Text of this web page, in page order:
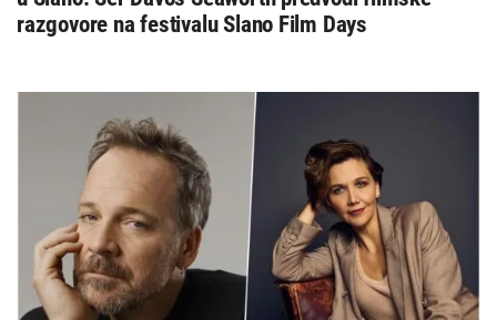
razgovore na festivalu Slano Film Days